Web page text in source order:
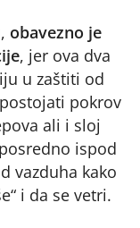
obavezno je
, jer ova dva
u zaštiti od
pokrov
ali i sloj
ispod
vazduha kako
i da se vetri.